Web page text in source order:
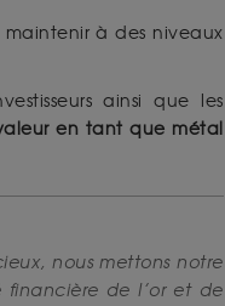
à des niveaux
ainsi que les
en tant que métal
nous mettons notre
financière de l’or et de